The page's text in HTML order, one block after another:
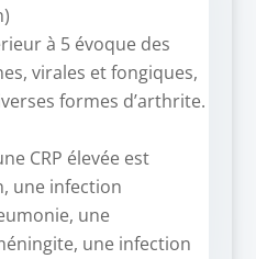
à 5 évoque des
virales et fongiques,
formes d’arthrite.
CRP élevée est
une infection
une
une infection